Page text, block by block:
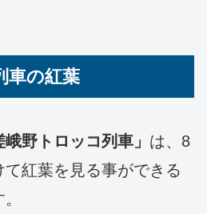
車の紅葉
峨野トロッコ列車」 は、8
紅葉を見る事ができる